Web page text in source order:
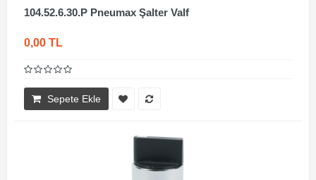
104.52.6.30.P Pneumax Şalter Valf
0,00 TL
Sepete Ekle